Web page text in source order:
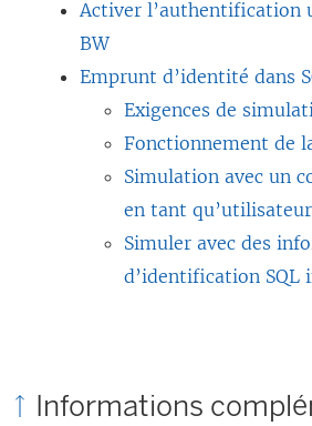
Activer l’authentification
BW
Emprunt d’identité dans
Exigences de
Fonctionnement de
Simulation avec un
en tant qu’utilisateur
Simuler avec des
d’identification SQL
Informations